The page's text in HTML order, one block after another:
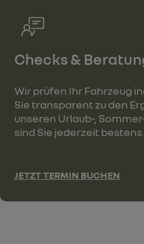
Checks &
Wir prüfen Ihr Fahrzeug
Sie transparent zu den
unseren Urlaub-,
sind Sie jederzeit
JETZT TERMIN BUCHEN